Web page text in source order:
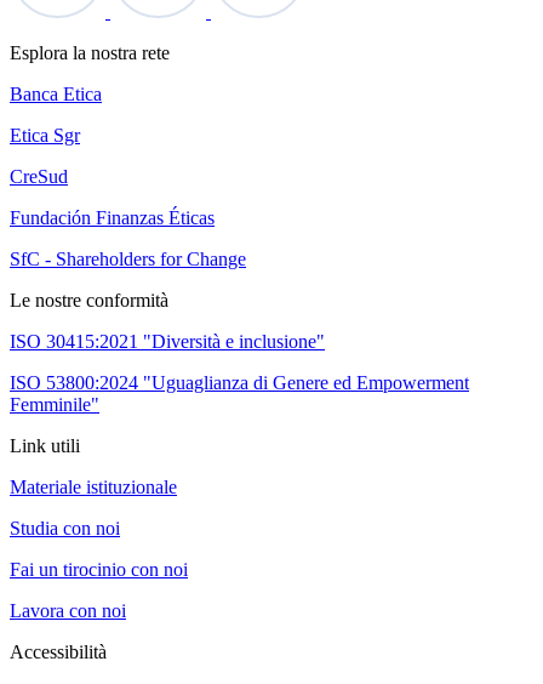
Esplora la nostra rete
Banca Etica
Etica Sgr
CreSud
Fundación Finanzas Éticas
SfC - Shareholders for Change
Le nostre conformità
ISO 30415:2021 "Diversità e inclusione"
ISO 53800:2024 "Uguaglianza di Genere ed Empowerment
Femminile"
Link utili
Materiale istituzionale
Studia con noi
Fai un tirocinio con noi
Lavora con noi
Accessibilità